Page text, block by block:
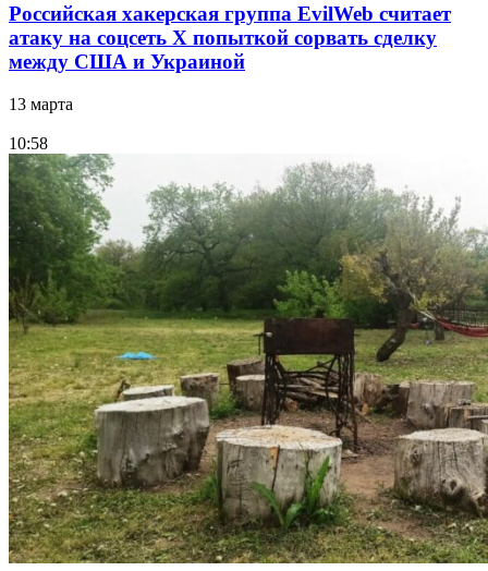
Российская хакерская группа EvilWeb считает
атаку на соцсеть Х попыткой сорвать сделку
между США и Украиной
13 марта
10:58